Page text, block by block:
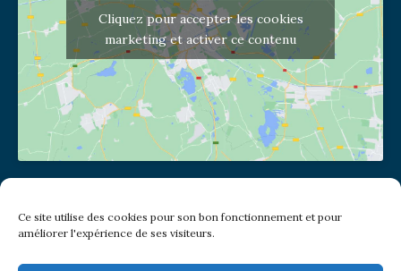
Ce site utilise des cookies pour son bon fonctionnement et pour
améliorer l'expérience de ses visiteurs.
Cliquez pour accepter les cookies
marketing et activer ce contenu
(pas de courrier à cette adresse)
2 place Jules Joffrin - 75018
Metro: Jules Joffrin ou Simplon